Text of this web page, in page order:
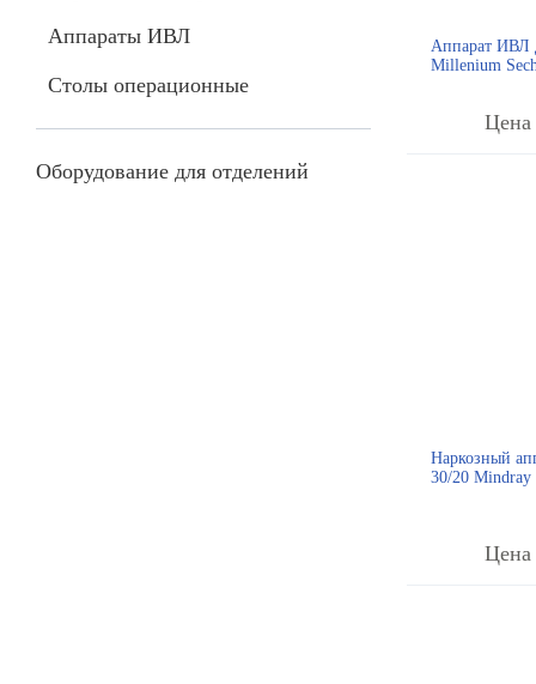
Аппараты ИВЛ
Столы операционные
Оборудование для отделений
Аппарат ИВЛ
Millenium
Цена
Наркозный
30/20 Mindray
Цена